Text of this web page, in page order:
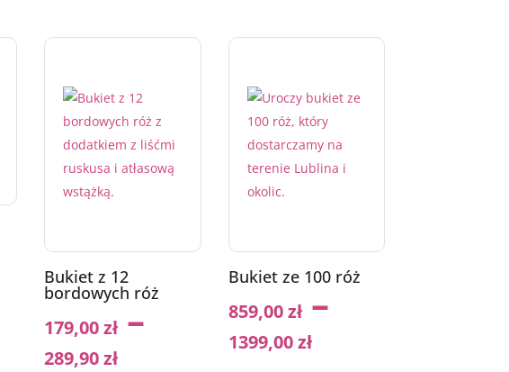
Bukiet z 12
bordowych róż
179,00zł–
289,90zł
Bukiet ze 100 róż
859,00zł–
1399,00zł